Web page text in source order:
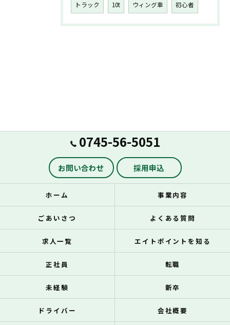
トラック 10t ウィング車 初心者
0745-56-5051
お問い合わせ 採用申込
ホーム 事業内容
ごあいさつ よくある質問
求人一覧 エイトポイントを知る
正社員 転職
未経験 新卒
ドライバー 会社概要